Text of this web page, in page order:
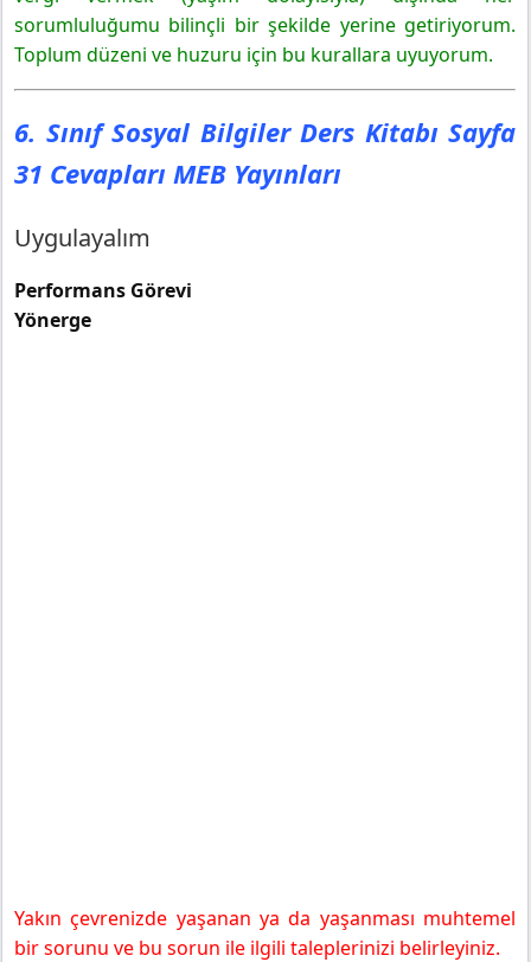
sorumluluğumu bilinçli bir şekilde yerine getiriyorum.
Toplum düzeni ve huzuru için bu kurallara uyuyorum.
6. Sınıf Sosyal Bilgiler Ders Kitabı Sayfa
31 Cevapları MEB Yayınları
Uygulayalım
Performans Görevi
Yönerge
Yakın çevrenizde yaşanan ya da yaşanması muhtemel
bir sorunu ve bu sorun ile ilgili taleplerinizi belirleyiniz.